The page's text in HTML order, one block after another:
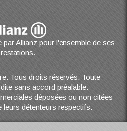
par Allianz pour l'ensemble de ses
Tous droits réservés. Toute
sans accord préalable.
déposées ou non citées
leurs détenteurs respectifs.